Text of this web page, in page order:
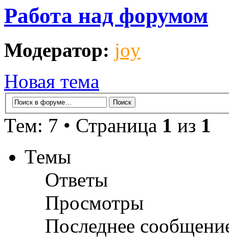
Работа над форумом
Модератор: joy
Новая тема
Тем: 7 • Страница 1 из 1
Темы
Ответы
Просмотры
Последнее